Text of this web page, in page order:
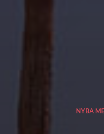
NYBA